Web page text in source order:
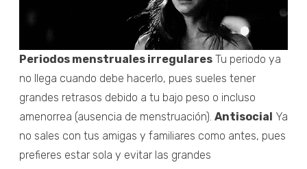
Periodos menstruales irregulares Tu periodo ya
no llega cuando debe hacerlo, pues sueles tener
grandes retrasos debido a tu bajo peso o incluso
amenorrea (ausencia de menstruación). Antisocial Ya
no sales con tus amigas y familiares como antes, pues
prefieres estar sola y evitar las grandes